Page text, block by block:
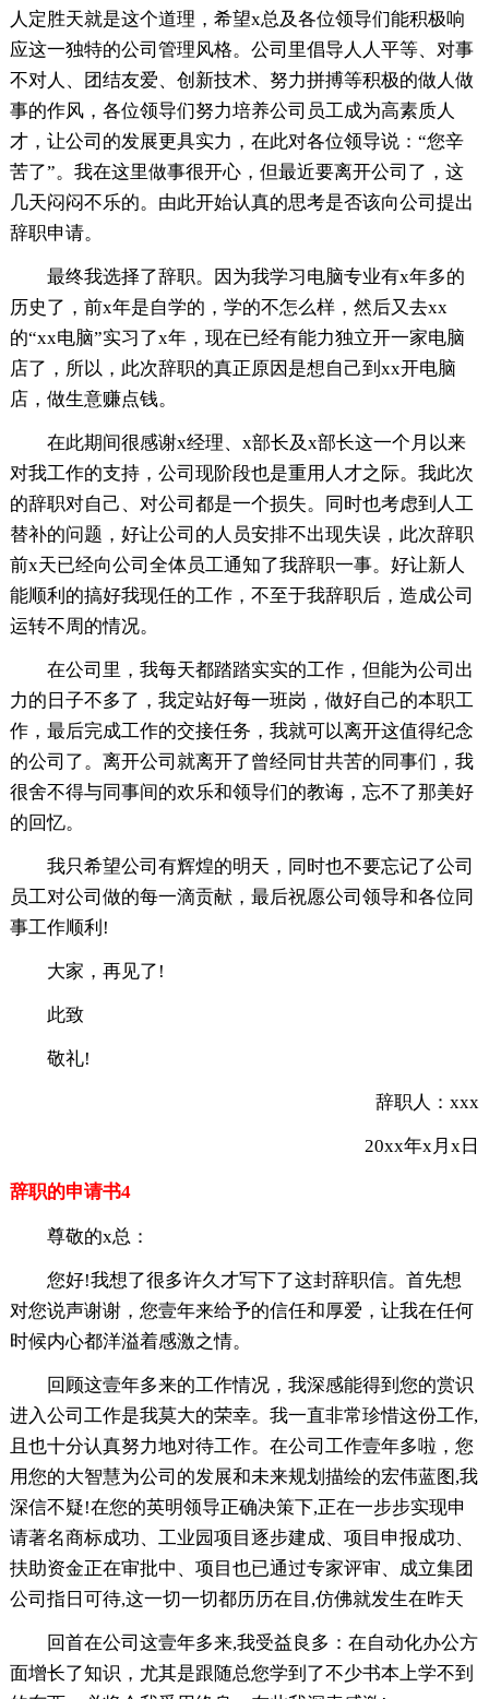
人定胜天就是这个道理，希望x总及各位领导们能积极响
应这一独特的公司管理风格。公司里倡导人人平等、对事
不对人、团结友爱、创新技术、努力拼搏等积极的做人做
事的作风，各位领导们努力培养公司员工成为高素质人
才，让公司的发展更具实力，在此对各位领导说：“您辛
苦了”。我在这里做事很开心，但最近要离开公司了，这
几天闷闷不乐的。由此开始认真的思考是否该向公司提出
辞职申请。
最终我选择了辞职。因为我学习电脑专业有x年多的
历史了，前x年是自学的，学的不怎么样，然后又去xx
的“xx电脑”实习了x年，现在已经有能力独立开一家电脑
店了，所以，此次辞职的真正原因是想自己到xx开电脑
店，做生意赚点钱。
在此期间很感谢x经理、x部长及x部长这一个月以来
对我工作的支持，公司现阶段也是重用人才之际。我此次
的辞职对自己、对公司都是一个损失。同时也考虑到人工
替补的问题，好让公司的人员安排不出现失误，此次辞职
前x天已经向公司全体员工通知了我辞职一事。好让新人
能顺利的搞好我现任的工作，不至于我辞职后，造成公司
运转不周的情况。
在公司里，我每天都踏踏实实的工作，但能为公司出
力的日子不多了，我定站好每一班岗，做好自己的本职工
作，最后完成工作的交接任务，我就可以离开这值得纪念
的公司了。离开公司就离开了曾经同甘共苦的同事们，我
很舍不得与同事间的欢乐和领导们的教诲，忘不了那美好
的回忆。
我只希望公司有辉煌的明天，同时也不要忘记了公司
员工对公司做的每一滴贡献，最后祝愿公司领导和各位同
事工作顺利!
大家，再见了!
此致
敬礼!
辞职人：xxx
20xx年x月x日
辞职的申请书4
尊敬的x总：
您好!我想了很多许久才写下了这封辞职信。首先想
对您说声谢谢，您壹年来给予的信任和厚爱，让我在任何
时候内心都洋溢着感激之情。
回顾这壹年多来的工作情况，我深感能得到您的赏识
进入公司工作是我莫大的荣幸。我一直非常珍惜这份工作,
且也十分认真努力地对待工作。在公司工作壹年多啦，您
用您的大智慧为公司的发展和未来规划描绘的宏伟蓝图,我
深信不疑!在您的英明领导正确决策下,正在一步步实现申
请著名商标成功、工业园项目逐步建成、项目申报成功、
扶助资金正在审批中、项目也已通过专家评审、成立集团
公司指日可待,这一切一切都历历在目,仿佛就发生在昨天
回首在公司这壹年多来,我受益良多：在自动化办公方
面增长了知识，尤其是跟随总您学到了不少书本上学不到